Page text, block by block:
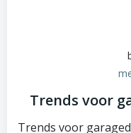
Trends voor
Trends voor